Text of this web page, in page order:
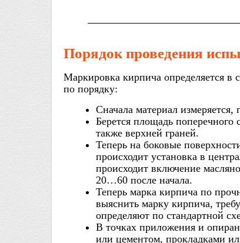
Порядок проведения
Маркировка кирпича определяется в
по порядку:
Сначала материал
Берется площадь
также верхней граней.
Теперь на боковые
происходит установка в
происходит включение
20…60 после начала.
Теперь марка кирпича по
выяснить марку кирпича,
определяют по стандартной
В точках приложения и
или цементом, прокладками